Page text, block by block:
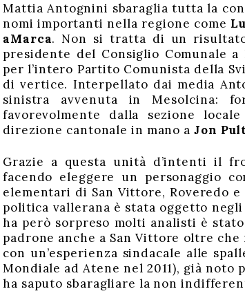
Mattia Antognini sbaraglia tutta la
nomi importanti nella regione come
aMarca. Non si tratta di un
presidente del Consiglio Comunale
per l’intero Partito Comunista della
di vertice. Interpellato dai media
sinistra avvenuta in Mesolcina:
favorevolmente dalla sezione
direzione cantonale in mano a Jon
Grazie a questa unità d’intenti il
facendo eleggere un personaggio
elementari di San Vittore, Roveredo
politica vallerana è stata oggetto
ha però sorpreso molti analisti è
padrone anche a San Vittore oltre
con un’esperienza sindacale alle
Mondiale ad Atene nel 2011), già
ha saputo sbaragliare la non